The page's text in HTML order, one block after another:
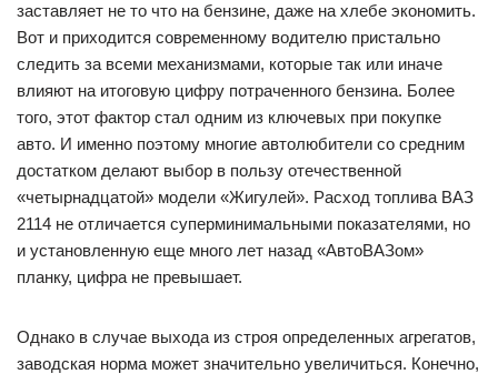
заставляет не то что на бензине, даже на хлебе экономить.
Вот и приходится современному водителю пристально
следить за всеми механизмами, которые так или иначе
влияют на итоговую цифру потраченного бензина. Более
того, этот фактор стал одним из ключевых при покупке
авто. И именно поэтому многие автолюбители со средним
достатком делают выбор в пользу отечественной
«четырнадцатой» модели «Жигулей». Расход топлива ВАЗ
2114 не отличается суперминимальными показателями, но
и установленную еще много лет назад «АвтоВАЗом»
планку, цифра не превышает.
Однако в случае выхода из строя определенных агрегатов,
заводская норма может значительно увеличиться. Конечно,